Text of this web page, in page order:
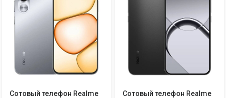
Сотовый телефон Realme
Сотовый телефон Realme